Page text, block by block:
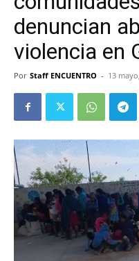
denuncian
violencia en
Por Staff ENCUENTRO - 13